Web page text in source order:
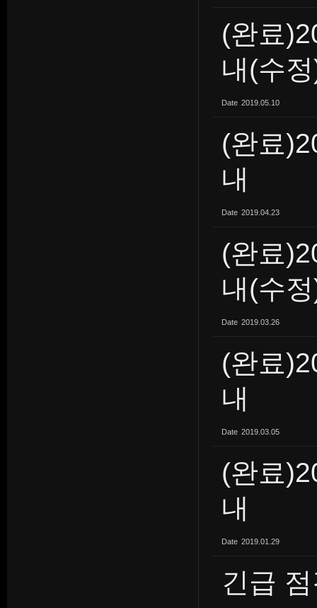
(완료
내(수
Date 2019.05.10
(완료
내
Date 2019.04.23
(완료
내(수
Date 2019.03.26
(완료
내
Date 2019.03.05
(완료
내
Date 2019.01.29
긴급